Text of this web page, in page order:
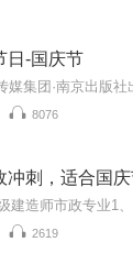
日-国庆节
8076
冲刺，适合国
2619